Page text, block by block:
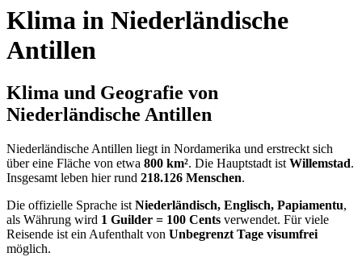
Klima in Niederländische
Antillen
Klima und Geografie von
Niederländische Antillen
Niederländische Antillen liegt in Nordamerika und erstreckt sich
über eine Fläche von etwa 800 km². Die Hauptstadt ist Willemstad.
Insgesamt leben hier rund 218.126 Menschen.
Die offizielle Sprache ist Niederländisch, Englisch, Papiamentu,
als Währung wird 1 Guilder = 100 Cents verwendet. Für viele
Reisende ist ein Aufenthalt von Unbegrenzt Tage visumfrei
möglich.